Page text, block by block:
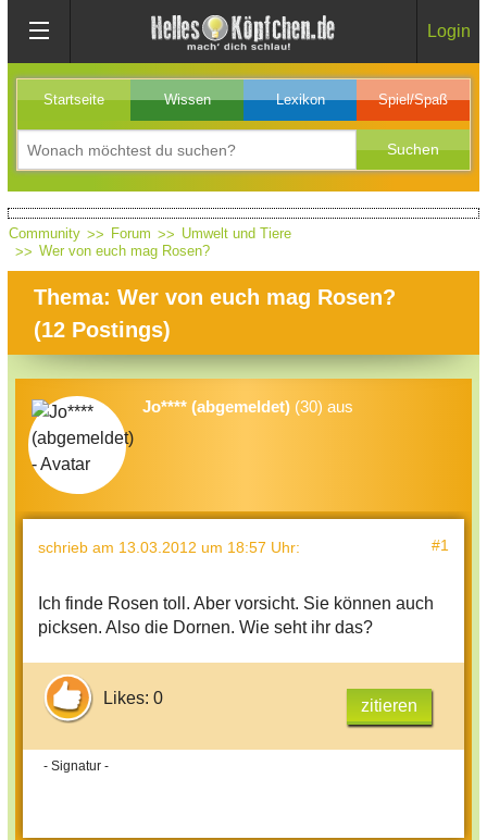
Login
Startseite Wissen Lexikon Spiel/Spaß
Community Forum
Umwelt und Tiere
Wer von euch mag Rosen?
Thema: Wer von euch mag Rosen?
(12 Postings)
Jo**** (abgemeldet) (30) aus
schrieb am 13.03.2012 um 18:57 Uhr: #1
Ich finde Rosen toll. Aber vorsicht. Sie können auch
picksen. Also die Dornen. Wie seht ihr das?
Likes: 0 zitieren
- Signatur -